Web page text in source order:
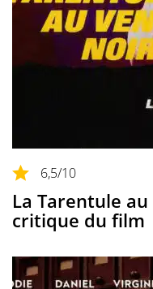
6,5/10
La Tarentule
critique du film